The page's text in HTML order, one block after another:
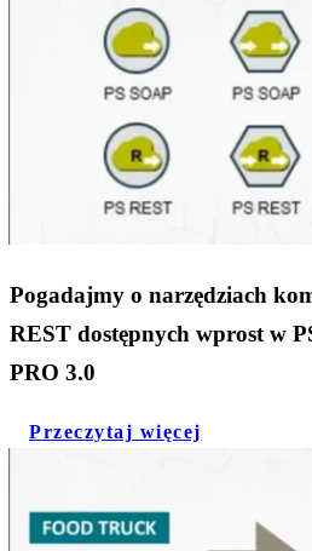
Pogadajmy o narzędziach
REST dostępnych wprost w
PRO 3.0
Przeczytaj więcej